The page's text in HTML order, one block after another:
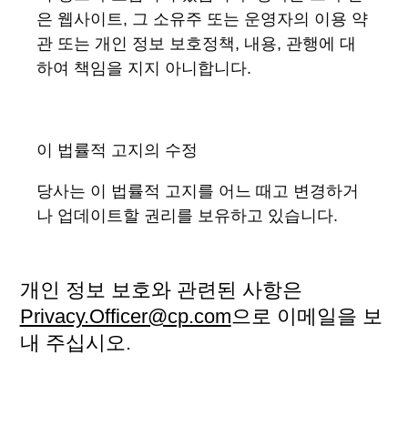
은 웹사이트, 그 소유주 또는 운영자의 이용 약
관 또는 개인 정보 보호정책, 내용, 관행에 대
하여 책임을 지지 아니합니다.
이 법률적 고지의 수정
당사는 이 법률적 고지를 어느 때고 변경하거
나 업데이트할 권리를 보유하고 있습니다.
개인 정보 보호와 관련된 사항은
Privacy.Officer@cp.com으로 이메일을 보
내 주십시오.